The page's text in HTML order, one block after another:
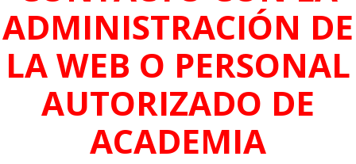
ADMINISTRACIÓN DE
LA WEB O PERSONAL
AUTORIZADO DE
ACADEMIA